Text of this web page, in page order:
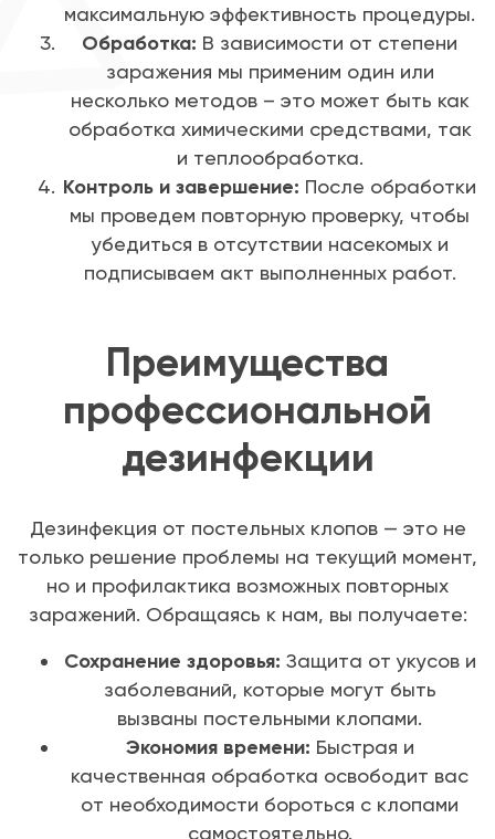
максимальную эффективность процедуры.
Обработка: В зависимости от степени
заражения мы применим один или
несколько методов – это может быть как
обработка химическими средствами, так
и теплообработка.
Контроль и завершение: После обработки
мы проведем повторную проверку, чтобы
убедиться в отсутствии насекомых и
подписываем акт выполненных работ.
Преимущества
профессиональной
дезинфекции
Дезинфекция от постельных клопов — это не
только решение проблемы на текущий момент,
но и профилактика возможных повторных
заражений. Обращаясь к нам, вы получаете:
Сохранение здоровья: Защита от укусов и
заболеваний, которые могут быть
вызваны постельными клопами.
Экономия времени: Быстрая и
качественная обработка освободит вас
от необходимости бороться с клопами
самостоятельно.